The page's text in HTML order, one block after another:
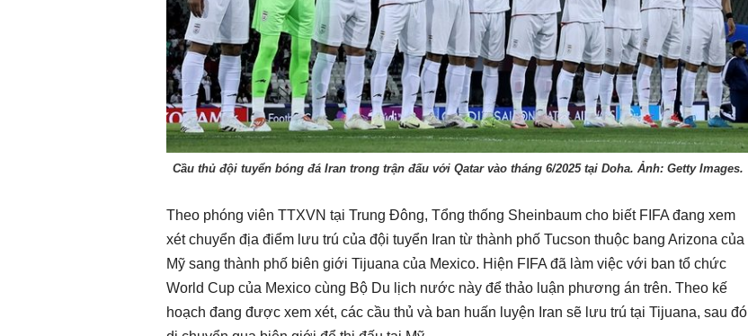
Cầu thủ đội tuyển bóng đá Iran trong trận đấu với Qatar vào tháng 6/2025 tại Doha. Ảnh: Getty Images.
Theo phóng viên TTXVN tại Trung Đông, Tổng thống Sheinbaum cho biết FIFA đang xem
xét chuyển địa điểm lưu trú của đội tuyển Iran từ thành phố Tucson thuộc bang Arizona của
Mỹ sang thành phố biên giới Tijuana của Mexico. Hiện FIFA đã làm việc với ban tổ chức
World Cup của Mexico cùng Bộ Du lịch nước này để thảo luận phương án trên. Theo kế
hoạch đang được xem xét, các cầu thủ và ban huấn luyện Iran sẽ lưu trú tại Tijuana, sau đó
Chào ngày mới 1/8/2026 Chào ngày mới 31/7/2026
Chào ngày mới 6/8/2026